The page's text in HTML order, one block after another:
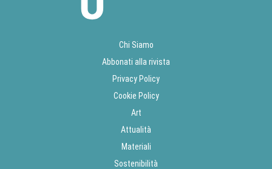
Chi Siamo
Abbonati alla rivista
Privacy Policy
Cookie Policy
Art
Attualità
Materiali
Sostenibilità